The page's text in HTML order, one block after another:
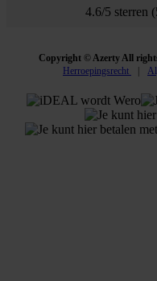
4.6/5 sterren
Copyright © Azerty All
Herroepingsrecht